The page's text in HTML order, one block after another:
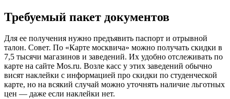
Требуемый пакет документов
Для ее получения нужно предъявить паспорт и отрывной
талон. Совет. По «Карте москвича» можно получать скидки в
7,5 тысячи магазинов и заведений. Их удобно отслеживать по
карте на сайте Mos.ru. Возле касс у этих заведений обычно
висят наклейки с информацией про скидки по студенческой
карте, но на всякий случай можно уточнять наличие льготных
цен — даже если наклейки нет.